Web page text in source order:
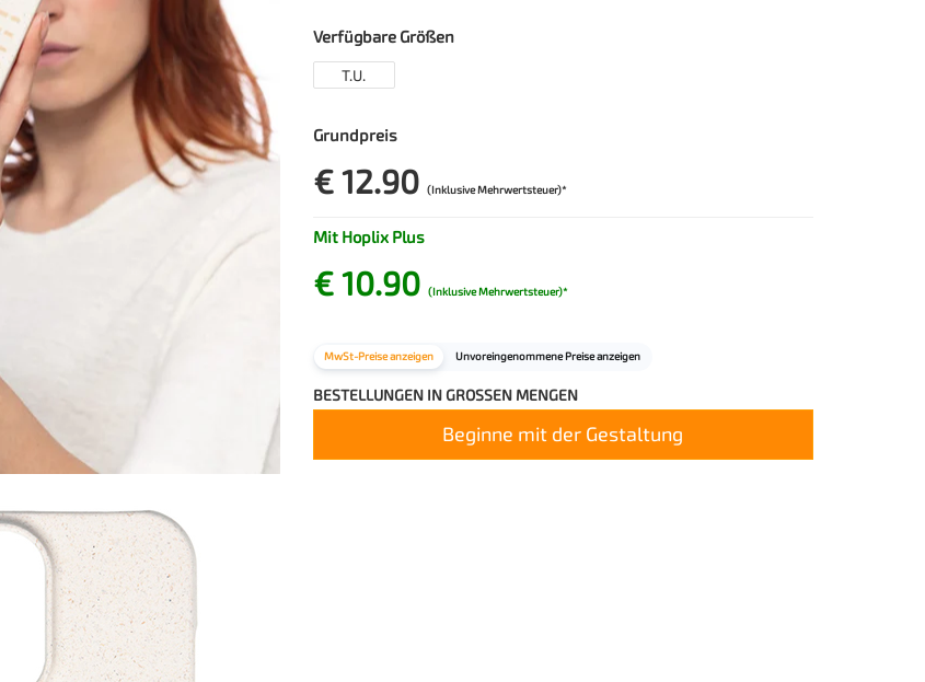
Verfügbare Größen
T.U.
Grundpreis
€ 12.90 (Inklusive Mehrwertsteuer)*
Mit Hoplix Plus
€ 10.90 (Inklusive Mehrwertsteuer)*
MwSt-Preise anzeigen Unvoreingenommene Preise anzeigen
BESTELLUNGEN IN GROSSEN MENGEN
Beginne mit der Gestaltung